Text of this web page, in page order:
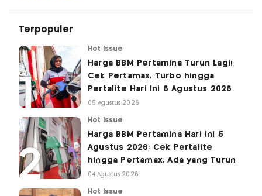
Terpopuler
Hot Issue
Harga BBM Pertamina Turun Lagi!
Cek Pertamax, Turbo hingga
Pertalite Hari Ini 6 Agustus 2026
05 Agustus 2026
Hot Issue
Harga BBM Pertamina Hari Ini 5
Agustus 2026: Cek Pertalite
hingga Pertamax, Ada yang Turun
04 Agustus 2026
Hot Issue